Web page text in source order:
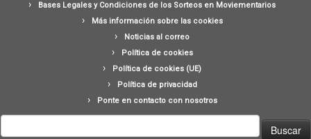
Bases Legales y Condiciones de los Sorteos en Moviementarios
Más información sobre las cookies
Noticias al correo
Política de cookies
Política de cookies (UE)
Política de privacidad
Ponte en contacto con nosotros